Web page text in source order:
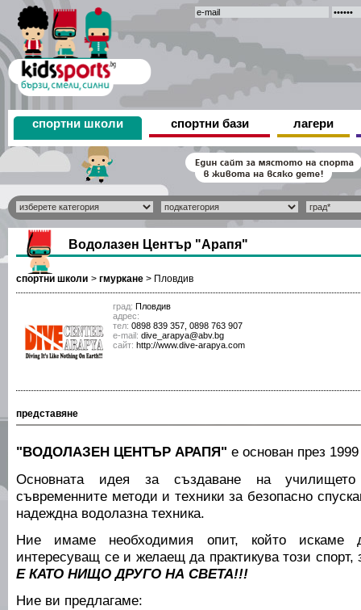
спортни школи спортни бази лагери
Водолазен Център "Арапя"
спортни школи > гмуркане > Пловдив
град: Пловдив
адрес:
тел: 0898 839 357, 0898 763 907
е-mail: dive_arapya@abv.bg
сайт: http://www.dive-arapya.com
представяне
"ВОДОЛАЗЕН ЦЕНТЪР АРАПЯ" е основан през
Основната идея за създаване на
съвременните методи и техники за безопасно
надеждна водолазна техника.
Ние имаме необходимия опит, който искаме
интересуващ се и желаещ да практикува този
Е КАТО НИЩО ДРУГО НА СВЕТА!!!
Ние ви предлагаме: